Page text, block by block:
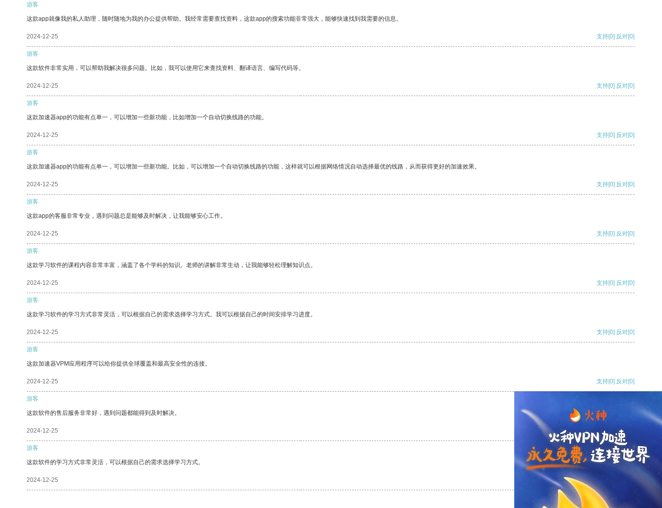
游客
这款app就像我的私人助理，随时随地为我的办公提供帮助。我经常需要查找资料，这款app的搜索功能非常强大，能够快速找到我需要的信息。
2024-12-25 支持[0] 反对[0]
游客
这款软件非常实用，可以帮助我解决很多问题。比如，我可以使用它来查找资料、翻译语言、编写代码等。
2024-12-25 支持[0] 反对[0]
游客
这款加速器app的功能有点单一，可以增加一些新功能，比如增加一个自动切换线路的功能。
2024-12-25 支持[0] 反对[0]
游客
这款加速器app的功能有点单一，可以增加一些新功能。比如，可以增加一个自动切换线路的功能，这样就可以根据网络情况自动选择最优的线路，从而获得更好的加速效果。
2024-12-25 支持[0] 反对[0]
游客
这款app的客服非常专业，遇到问题总是能够及时解决，让我能够安心工作。
2024-12-25 支持[0] 反对[0]
游客
这款学习软件的课程内容非常丰富，涵盖了各个学科的知识。老师的讲解非常生动，让我能够轻松理解知识点。
2024-12-25 支持[0] 反对[0]
游客
这款学习软件的学习方式非常灵活，可以根据自己的需求选择学习方式。我可以根据自己的时间安排学习进度。
2024-12-25 支持[0] 反对[0]
游客
这款加速器VPM应用程序可以给你提供全球覆盖和最高安全性的连接。
2024-12-25 支持[0] 反对[0]
游客
这款软件的售后服务非常好，遇到问题都能得到及时解决。
2024-12-25 支持 反对
游客
这款软件的学习方式非常灵活，可以根据自己的需求选择学习方式。
2024-12-25 [0]